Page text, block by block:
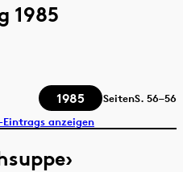
1985
1985 SeitenS. 56–56
anzeigen